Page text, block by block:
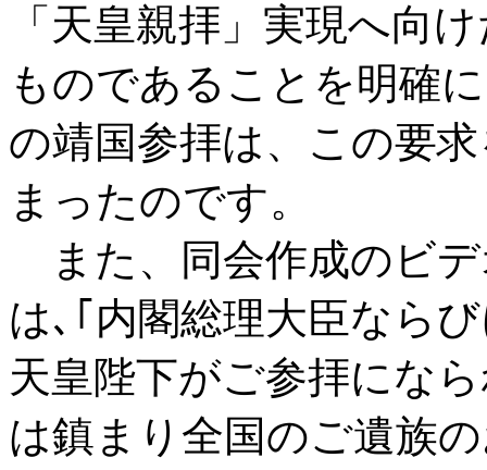
「天皇親拝」実現へ向
ものであることを明確
の靖国参拝は、この要
まったのです。
また、同会作成のビ
は､｢内閣総理大臣なら
天皇陛下がご参拝にな
は鎮まり全国のご遺族